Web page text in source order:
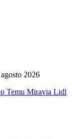
2026
Temu Miravia Lidl